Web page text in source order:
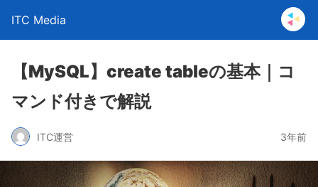
ITC Media
【MySQL】create tableの基本｜コ
マンド付きで解説
ITC運営 3年前